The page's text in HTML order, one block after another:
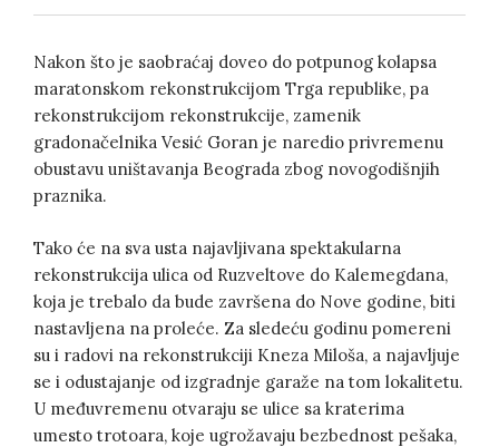
Nakon što je saobraćaj doveo do potpunog kolapsa
maratonskom rekonstrukcijom Trga republike, pa
rekonstrukcijom rekonstrukcije, zamenik
gradonačelnika Vesić Goran je naredio privremenu
obustavu uništavanja Beograda zbog novogodišnjih
praznika.
Tako će na sva usta najavljivana spektakularna
rekonstrukcija ulica od Ruzveltove do Kalemegdana,
koja je trebalo da bude završena do Nove godine, biti
nastavljena na proleće. Za sledeću godinu pomereni
su i radovi na rekonstrukciji Kneza Miloša, a najavljuje
se i odustajanje od izgradnje garaže na tom lokalitetu.
U međuvremenu otvaraju se ulice sa kraterima
umesto trotoara, koje ugrožavaju bezbednost pešaka,